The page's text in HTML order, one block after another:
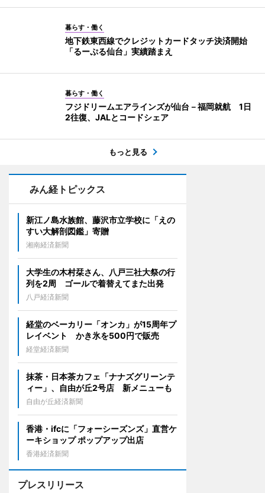
暮らす・働く
地下鉄東西線でクレジットカードタッチ決済開始
「るーぷる仙台」実績踏まえ
暮らす・働く
フジドリームエアラインズが仙台－福岡就航 1日
2往復、JALとコードシェア
もっと見る
みん経トピックス
新江ノ島水族館、藤沢市立学校に「えの
すい大解剖図鑑」寄贈
湘南経済新聞
大学生の木村栞さん、八戸三社大祭の行
列を2周 ゴールで着替えてまた出発
八戸経済新聞
経堂のベーカリー「オンカ」が15周年プ
レイベント かき氷を500円で販売
経堂経済新聞
抹茶・日本茶カフェ「ナナズグリーンテ
ィー」、自由が丘2号店 新メニューも
自由が丘経済新聞
香港・ifcに「フォーシーズンズ」直営ケ
ーキショップ ポップアップ出店
香港経済新聞
プレスリリース